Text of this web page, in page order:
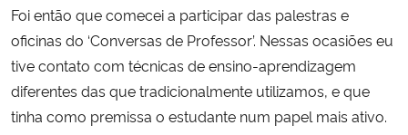
Foi então que comecei a participar das palestras e
oficinas do ‘Conversas de Professor’. Nessas ocasiões eu
tive contato com técnicas de ensino-aprendizagem
diferentes das que tradicionalmente utilizamos, e que
tinha como premissa o estudante num papel mais ativo.